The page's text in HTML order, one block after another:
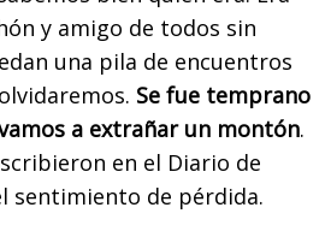
y amigo de todos sin
una pila de encuentros
Se fue temprano
a extrañar un montón.
en el Diario de
sentimiento de pérdida.